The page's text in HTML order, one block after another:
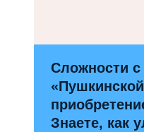
Сложности
Знаете, как